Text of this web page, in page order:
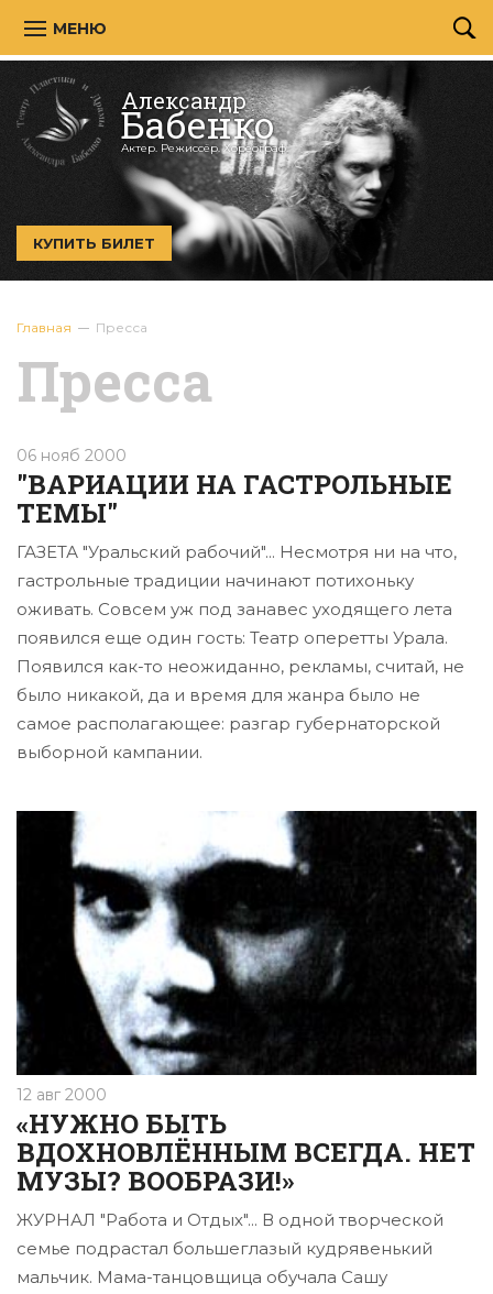
МЕНЮ
Александр
Бабенко
Актер. Режиссёр. Хореограф.
КУПИТЬ БИЛЕТ
Главная Пресса
Пресса
06 нояб 2000
"ВАРИАЦИИ НА ГАСТРОЛЬНЫЕ
ТЕМЫ"
ГАЗЕТА "Уральский рабочий"... Несмотря ни на что,
гастрольные традиции начинают потихоньку
оживать. Совсем уж под занавес уходящего лета
появился еще один гость: Театр оперетты Урала.
Появился как-то неожиданно, рекламы, считай, не
было никакой, да и время для жанра было не
самое располагающее: разгар губернаторской
выборной кампании.
12 авг 2000
«НУЖНО БЫТЬ
ВДОХНОВЛЁННЫМ ВСЕГДА. НЕТ
МУЗЫ? ВООБРАЗИ!»
ЖУРНАЛ "Работа и Отдых"... В одной творческой
семье подрастал большегла­зый кудрявенький
мальчик. Мама-танцовщица обучала Сашу